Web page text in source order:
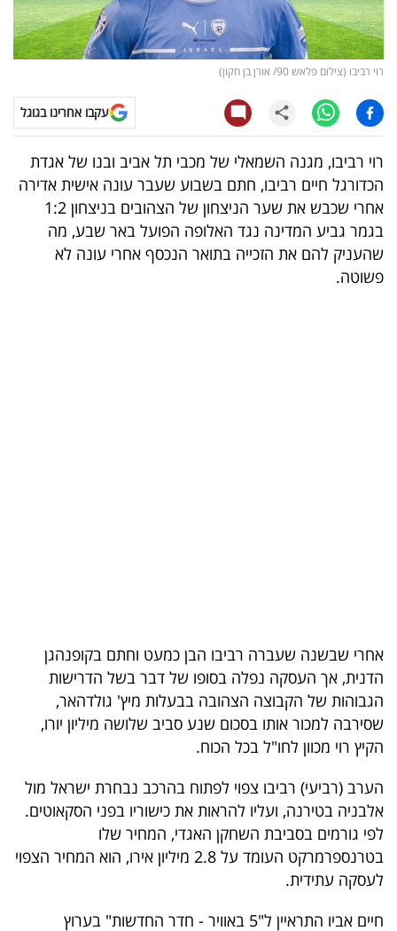
עסקית
קריפטו
ויראלי
טלוויזיה
עסקי
ספורט
קריירה
ולימודים
המילון
הכלכלי
פודקאסט
40
UNDER
40
רוי רביבו (צילום פלאש 90/ אורן בן חקון)
עקבו אחרינו בגוגל
רוי רביבו, מגנה השמאלי של מכבי תל אביב ובנו של אגדת
הכדורגל חיים רביבו, חתם בשבוע שעבר עונה אישית אדירה
אחרי שכבש את שער הניצחון של הצהובים בניצחון 1:2
בגמר גביע המדינה נגד האלופה הפועל באר שבע, מה
שהעניק להם את הזכייה בתואר הנכסף אחרי עונה לא
פשוטה.
אחרי שבשנה שעברה רביבו הבן כמעט וחתם בקופנהגן
הדנית, אך העסקה נפלה בסופו של דבר בשל הדרישות
הגבוהות של הקבוצה הצהובה בבעלות מיץ' גולדהאר,
שסירבה למכור אותו בסכום שנע סביב שלושה מיליון יורו,
הקיץ רוי מכוון לחו"ל בכל הכוח.
הערב (רביעי) רביבו צפוי לפתוח בהרכב נבחרת ישראל מול
אלבניה בטירנה, ועליו להראות את כישוריו בפני הסקאוטים.
לפי גורמים בסביבת השחקן האגדי, המחיר שלו
בטרנספרמרקט העומד על 2.8 מיליון אירו, הוא המחיר הצפוי
לעסקה עתידית.
חיים אביו התראיין ל"5 באוויר - חדר החדשות" בערוץ